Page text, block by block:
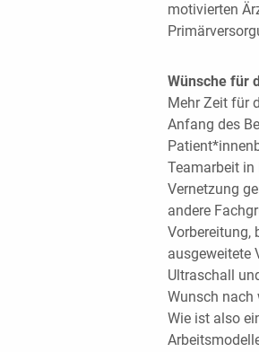
motivierten
Wünsche für
Mehr Zeit für
Anfang des
Teamarbeit
Vernetzung
andere
Vorbereitung,
ausgeweitete
Ultraschall
Wunsch nach
Wie ist also